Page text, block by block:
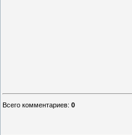
Всего комментариев: 0